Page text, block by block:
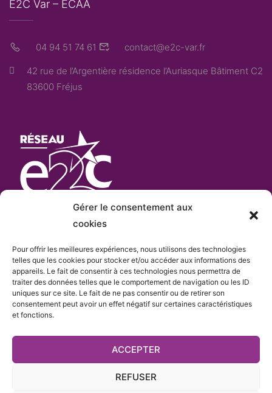
Gérer le consentement aux
cookies
Pour offrir les meilleures expériences, nous utilisons des technologies
telles que les cookies pour stocker et/ou accéder aux informations des
appareils. Le fait de consentir à ces technologies nous permettra de
traiter des données telles que le comportement de navigation ou les ID
uniques sur ce site. Le fait de ne pas consentir ou de retirer son
consentement peut avoir un effet négatif sur certaines caractéristiques
et fonctions.
ACCEPTER
REFUSER
E2C Var – ECAA
04 94 51 74 61 contact@e2c-var.fr
42 rue de l’Argentière résidence l’Auriasque Bâtiment C2
83600 Fréjus
L’E2C Varest «membre actif» duréseau Français
des Écoles de la 2eChancequi comprend plus de
cent sites.